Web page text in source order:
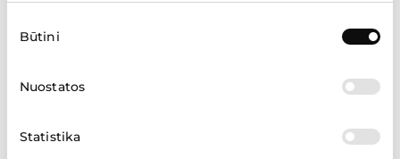
pasirinkimas
Būtini
Nuostatos
Statistika
galimybė įsidarbinti vairuotoju, prekių apskaitos ir